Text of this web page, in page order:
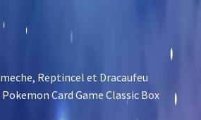
Reptincel et Dracaufeu
Card Game Classic Box